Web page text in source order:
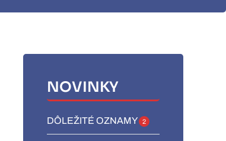
NOVINKY
DÔLEŽITÉ OZNAMY 2